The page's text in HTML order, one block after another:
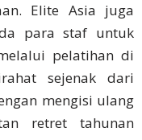
Elite Asia juga
para staf untuk
pelatihan di
sejenak dari
mengisi ulang
retret tahunan